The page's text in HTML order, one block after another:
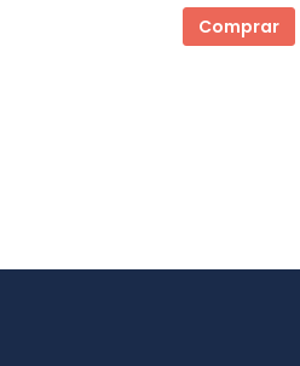
Comprar